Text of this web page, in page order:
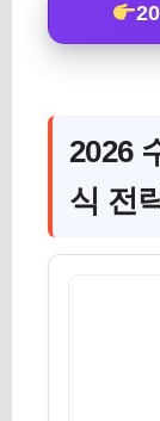
2026
식 전